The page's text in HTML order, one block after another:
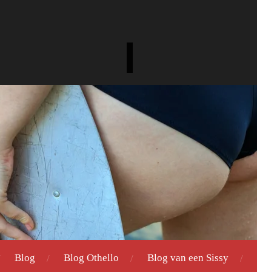
Blog Blog Othello Blog van een Sissy